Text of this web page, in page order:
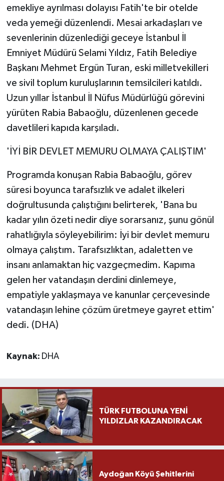
emekliye ayrılması dolayısı Fatih'te bir otelde
veda yemeği düzenlendi. Mesai arkadaşları ve
sevenlerinin düzenlediği geceye İstanbul İl
Emniyet Müdürü Selami Yıldız, Fatih Belediye
Başkanı Mehmet Ergün Turan, eski milletvekilleri
ve sivil toplum kuruluşlarının temsilcileri katıldı.
Uzun yıllar İstanbul İl Nüfus Müdürlüğü görevini
yürüten Rabia Babaoğlu, düzenlenen gecede
davetlileri kapıda karşıladı.
'İYİ BİR DEVLET MEMURU OLMAYA ÇALIŞTIM'
Programda konuşan Rabia Babaoğlu, görev
süresi boyunca tarafsızlık ve adalet ilkeleri
doğrultusunda çalıştığını belirterek, 'Bana bu
kadar yılın özeti nedir diye sorarsanız, şunu gönül
rahatlığıyla söyleyebilirim: İyi bir devlet memuru
olmaya çalıştım. Tarafsızlıktan, adaletten ve
insanı anlamaktan hiç vazgeçmedim. Kapıma
gelen her vatandaşın derdini dinlemeye,
empatiyle yaklaşmaya ve kanunlar çerçevesinde
vatandaşın lehine çözüm üretmeye gayret ettim'
dedi. (DHA)
Kaynak: DHA
TÜRK FUTBOLUNA YENİ
YILDIZLAR KAZANDIRACAK
Aydoğan Köyü Şehitlerini
Sağlık
Son Dakika
Yaşam
Yerel
AboneHaber Özel